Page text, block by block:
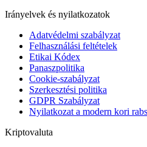
Irányelvek és nyilatkozatok
Adatvédelmi szabályzat
Felhasználási feltételek
Etikai Kódex
Panaszpolitika
Cookie-szabályzat
Szerkesztési politika
GDPR Szabályzat
Nyilatkozat a modern kori
Kriptovaluta